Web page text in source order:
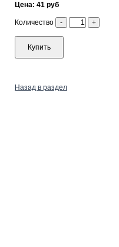
Цена: 41 руб
Количество - +
Купить
Назад в раздел